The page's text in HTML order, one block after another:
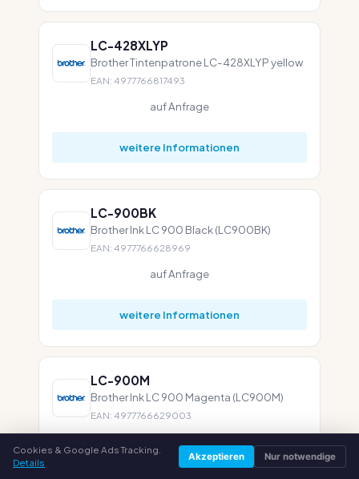
LC-428XLYP
Brother Tintenpatrone LC-428XLYP yellow
EAN: 4977766817493
auf Anfrage
weitere Informationen
LC-900BK
Brother Ink LC 900 Black (LC900BK)
EAN: 4977766628969
auf Anfrage
weitere Informationen
LC-900M
Brother Ink LC 900 Magenta (LC900M)
EAN: 4977766629003
Cookies & Google Ads Tracking.
Details
Akzeptieren Nur notwendige